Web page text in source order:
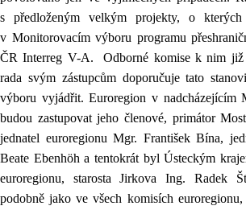
s předloženým velkým projekty, o
v Monitorovacím výboru programu
ČR Interreg V-A.
Odborné komise k nim
rada svým zástupcům doporučuje tato
výboru vyjádřit. Euroregion v nadcházejícím
budou zastupovat jeho členové, primátor
jednatel euroregionu Mgr. František Bína,
Beate Ebenhöh a tentokrát byl Ústeckým
euroregionu, starosta Jirkova Ing. Radek
podobně jako ve všech komisích